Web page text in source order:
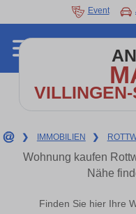
Event
❯ IMMOBILIEN ❯
Wohnung kaufen
Nähe
Finden Sie hier Ihre